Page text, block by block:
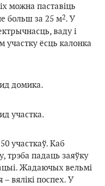
можна паставіць
больш за 25 м2. У
ваду і
ёсць калонка
участкаў. Каб
трэба падаць заяўку
Жадаючых вельмі
– вялікі поспех. У